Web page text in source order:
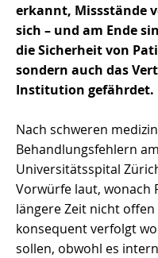
erkannt, Missstände
sich – und am Ende
die Sicherheit von
sondern auch das
Institution gefährdet.
Nach schweren
Behandlungsfehlern am
Universitätsspital
Vorwürfe laut, wonach
längere Zeit nicht
konsequent verfolgt
sollen, obwohl es